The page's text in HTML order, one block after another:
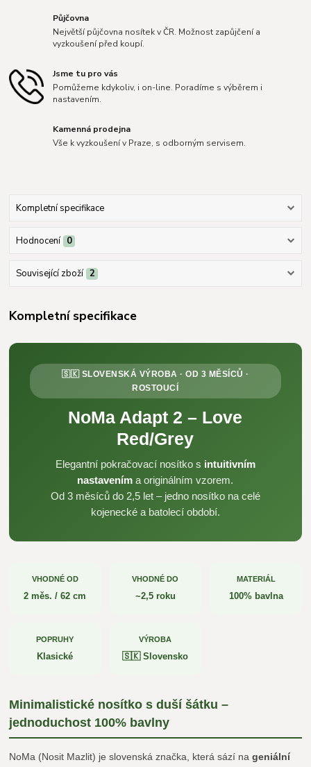
Půjčovna
Největší půjčovna nosítek v ČR. Možnost zapůjčení a
vyzkoušení před koupí.
Jsme tu pro vás
Pomůžeme kdykoliv, i on-line. Poradíme s výběrem i
nastavením.
Kamenná prodejna
Vše k vyzkoušení v Praze, s odborným servisem.
Kompletní specifikace
Hodnocení 0
Související zboží 2
Kompletní specifikace
🇸🇰 SLOVENSKÁ VÝROBA · OD 3 MĚSÍCŮ ·
ROSTOUCÍ
NoMa Adapt 2 – Love
Red/Grey
Elegantní pokračovací nosítko s intuitivním
nastavením a originálním vzorem.
Od 3 měsíců do 2,5 let – jedno nosítko na celé
kojenecké a batolecí období.
VHODNÉ OD
2 měs. / 62 cm
VHODNÉ DO
~2,5 roku
MATERIÁL
100% bavlna
POPRUHY
Klasické
VÝROBA
🇸🇰 Slovensko
Minimalistické nosítko s duší šátku –
jednoduchost 100% bavlny
NoMa (Nosit Mazlit) je slovenská značka, která sází nageniální